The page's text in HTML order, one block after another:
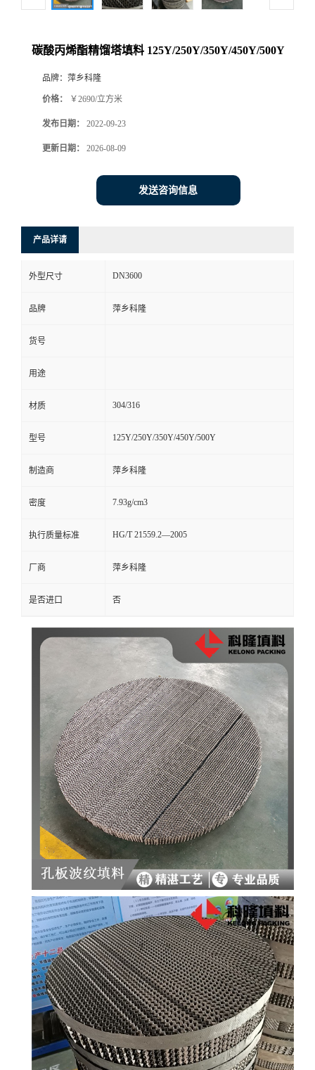
品
展
联
线
留
言
碳酸丙烯酯精馏塔填料 125Y/250Y/350Y/450Y/500Y
品牌： 萍乡科隆
价格： ￥2690/立方米
发布日期： 2022-09-23
更新日期： 2026-08-09
发送咨询信息
产品详请
外型尺寸 DN3600
品牌 萍乡科隆
货号
用途
材质 304/316
型号 125Y/250Y/350Y/450Y/500Y
制造商 萍乡科隆
密度 7.93g/cm3
执行质量标准 HG/T 21559.2—2005
厂商 萍乡科隆
是否进口 否